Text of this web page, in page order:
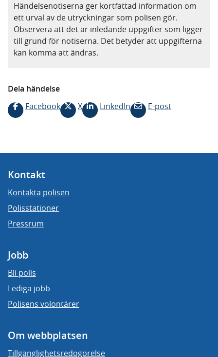
Händelsenotiserna ger kortfattad information om
ett urval av de utryckningar som polisen gör.
Observera att det är inledande uppgifter som ligger
till grund för notiserna. Det betyder att uppgifterna
kan komma att ändras.
Dela händelse
Facebook
X LinkedIn E-post
Kontakt
Kontakta polisen
Polisstationer
Pressrum
Jobb
Bli polis
Lediga jobb
Polisens volontärer
Om webbplatsen
Tillgänglighetsredogörelse